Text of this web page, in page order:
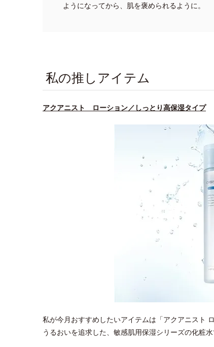
ようになってから、肌を褒められるように。
私の推しアイテム
アクアニスト ローション／しっとり高保湿タイプ
私が今月おすすめしたいアイテムは「アクアニスト
うるおいを追求した、敏感肌用保湿シリーズの化粧水